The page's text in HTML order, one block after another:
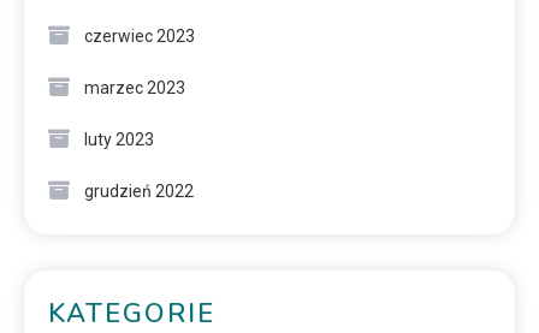
czerwiec 2023
marzec 2023
luty 2023
grudzień 2022
KATEGORIE